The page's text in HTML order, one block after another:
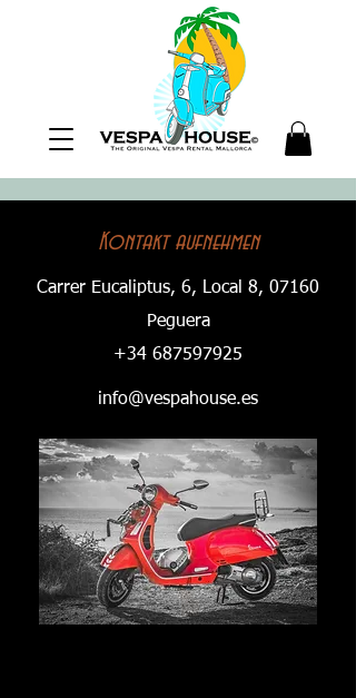
Kontakt aufnehmen
Carrer Eucaliptus, 6, Local 8, 07160
Peguera
+34 687597925
info@vespahouse.es